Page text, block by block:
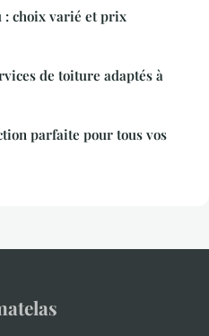
: choix varié et prix
de toiture adaptés à
parfaite pour tous vos